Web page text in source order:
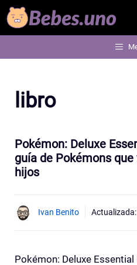
Saltar
al
libro
Pokémon: Deluxe
guía de Pokémons
hijos
Ivan Benito Actualizada:
Pokémon: Deluxe